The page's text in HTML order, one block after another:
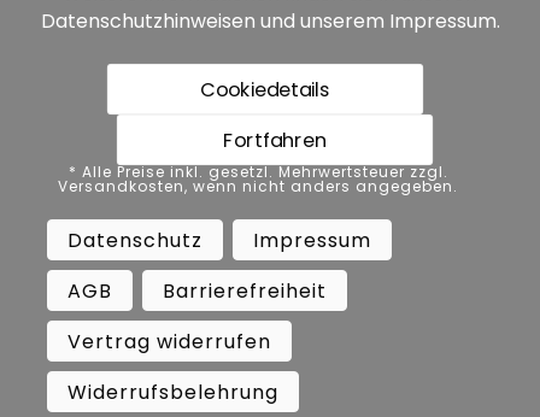
* Alle Preise inkl. gesetzl. Mehrwertsteuer zzgl.
Versandkosten, wenn nicht anders angegeben.
Datenschutz Impressum
Barrierefreiheit
Vertrag widerrufen
Widerrufsbelehrung
Copyright ©Busch.
All Rights Reserved.
Datenschutzhinweisen und unserem Impressum.
Cookiedetails
Fortfahren
* Alle Preise inkl. gesetzl. Mehrwertsteuer zzgl.
Versandkosten, wenn nicht anders angegeben.
Datenschutz
Impressum
AGB
Barrierefreiheit
Vertrag widerrufen
Widerrufsbelehrung